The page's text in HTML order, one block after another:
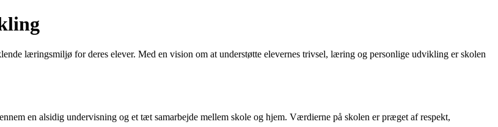
læringsmiljø for deres elever. Med en vision om at understøtte elevernes trivsel, læring og personlige udvikling er skolen
en alsidig undervisning og et tæt samarbejde mellem skole og hjem. Værdierne på skolen er præget af respekt,